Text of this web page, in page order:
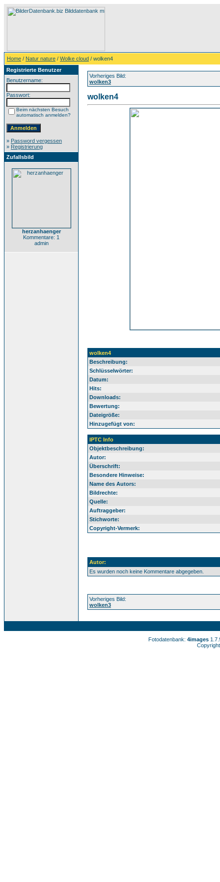
Home / Natur nature / Wolke cloud / wolken4
Registrierte Benutzer
Benutzername:
Passwort:
Beim nächsten Besuch
automatisch anmelden?
» Password vergessen
» Registrierung
Zufallsbild
herzanhaenger
Kommentare: 1
admin
Vorheriges Bild:
wolken3
wolken4
wolken4
Beschreibung:
Schlüsselwörter:
Datum:
Hits:
Downloads:
Bewertung:
Dateigröße:
Hinzugefügt von:
IPTC Info
Objektbeschreibung:
Autor:
Überschrift:
Besondere Hinweise:
Name des Autors:
Bildrechte:
Quelle:
Auftraggeber:
Stichworte:
Copyright-Vermerk:
Autor:
Es wurden noch keine Kommentare abgegeben.
Vorheriges Bild:
wolken3
Fotodatenbank: 4images